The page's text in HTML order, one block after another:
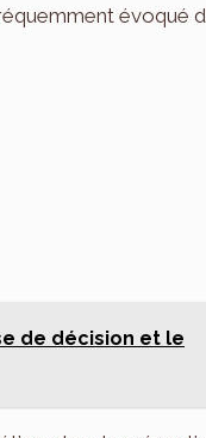
évoqué
de décision et le